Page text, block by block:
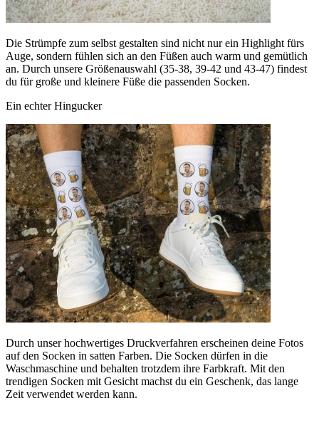
Die Strümpfe zum selbst gestalten sind nicht nur ein Highlight fürs
Auge, sondern fühlen sich an den Füßen auch warm und gemütlich
an. Durch unsere Größenauswahl (35-38, 39-42 und 43-47) findest
du für große und kleinere Füße die passenden Socken.
Ein echter Hingucker
Durch unser hochwertiges Druckverfahren erscheinen deine Fotos
auf den Socken in satten Farben. Die Socken dürfen in die
Waschmaschine und behalten trotzdem ihre Farbkraft. Mit den
trendigen Socken mit Gesicht machst du ein Geschenk, das lange
Zeit verwendet werden kann.